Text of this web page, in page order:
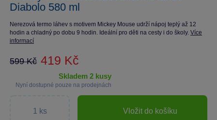
Diabolo 580 ml
Nerezová termo láhev s motivem Mickey Mouse udrží nápoj teplý až 12
hodin a chladný po dobu 9 hodin. Ideální pro děti na cesty i do školy. Více
informací
599 Kč 419 Kč
skladem 2 kusy
Nyní dostupné pouze na prodejnách
Vložit do košíku